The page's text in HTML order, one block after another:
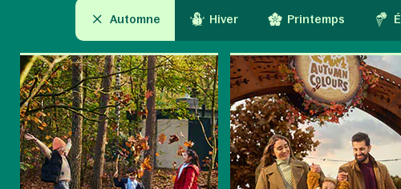
Automne Hiver Printemps